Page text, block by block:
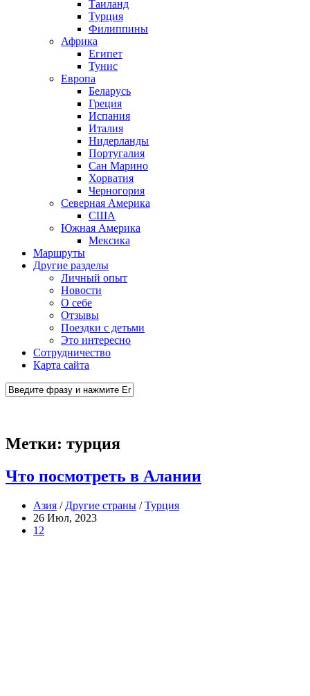
Таиланд
Турция
Филиппины
Африка
Египет
Тунис
Европа
Беларусь
Греция
Испания
Италия
Нидерланды
Португалия
Сан Марино
Хорватия
Черногория
Северная Америка
США
Южная Америка
Мексика
Маршруты
Другие разделы
Личный опыт
Новости
О себе
Отзывы
Поездки с детьми
Это интересно
Сотрудничество
Карта сайта
Метки: турция
Что посмотреть в Алании
Азия / Другие страны /Турция
26 Июл, 2023
12